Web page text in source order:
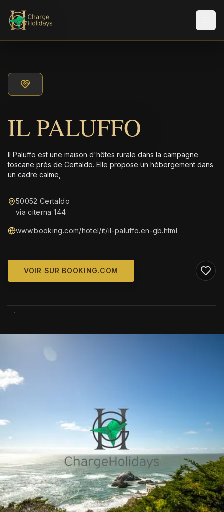
IL PALUFFO
Il Paluffo est une maison d'hôtes rurale dans la campagne
toscane près de Certaldo. Elle propose un hébergement dans
un cadre calme,
50052 Certaldo
via citerna 144
www.booking.com/hotel/it/il-paluffo.en-gb.html
VOIR SUR BOOKING.COM